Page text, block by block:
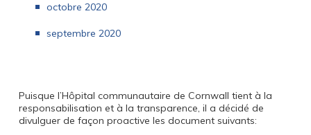
octobre 2020
septembre 2020
Puisque l’Hôpital communautaire de Cornwall tient à la
responsabilisation et à la transparence, il a décidé de
divulguer de façon proactive les document suivants: